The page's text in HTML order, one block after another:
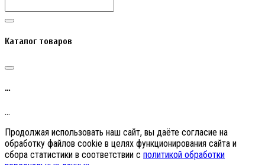
Каталог товаров
…
…
Продолжая использовать наш сайт, вы даёте согласие на
обработку файлов cookie в целях функционирования сайта и
сбора статистики в соответствии с политикой обработки